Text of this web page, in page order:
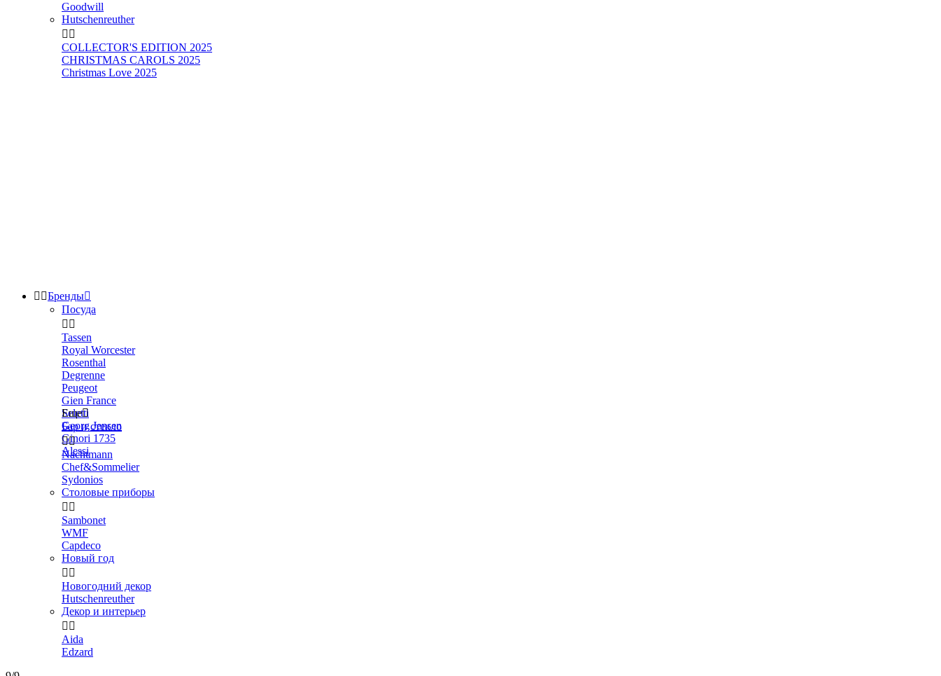
Goodwill
Hutschenreuther
 
COLLECTOR'S EDITION 2025
CHRISTMAS CAROLS 2025
Christmas Love 2025
 Бренды
Посуда
 
Tassen
Royal Worcester
Rosenthal
Degrenne
Peugeot
Gien France
Seletti
Georg Jensen
Ginori 1735
Alessi
Еще
Бар и стекло

Nachtmann
Chef&Sommelier
Sydonios
Столовые приборы
 
Sambonet
WMF
Capdeco
Новый год
 
Новогодний декор
Hutschenreuther
Декор и интерьер
 
Aida
Edzard